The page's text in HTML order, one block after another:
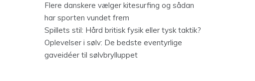
Flere danskere vælger kitesurfing og sådan
har sporten vundet frem
Spillets stil: Hård britisk fysik eller tysk taktik?
Oplevelser i sølv: De bedste eventyrlige
gaveidéer til sølvbrylluppet